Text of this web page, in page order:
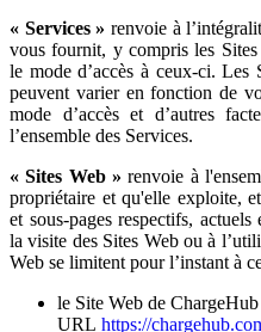
« Services » renvoie à
vous fournit, y compris les
le mode d’accès à ceux-ci. Les
peuvent varier en fonction de
mode d’accès et d’autres
l’ensemble des Services.
« Sites Web » renvoie à
propriétaire et qu'elle exploite,
et sous-pages respectifs,
la visite des Sites Web ou à
Web se limitent pour l’instant à
le Site Web de ChargeHub
URL https://